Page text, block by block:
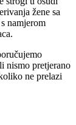
žene sa
namjerom
nismo pretjerano
ne prelazi